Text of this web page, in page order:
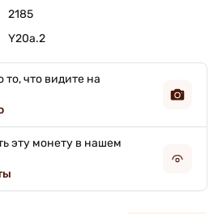
2185
Y20a.2
что видите на
эту монету в нашем